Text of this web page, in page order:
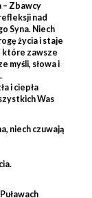
– Zbawcy
nad
Syna. Niech
życia i staje
które zawsze
myśli, słowa i
i ciepła
Was
niech czuwają